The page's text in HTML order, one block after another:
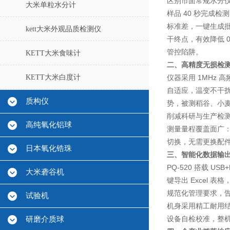
大米单粒水分计
kett大米外观品质检测仪
KETT大米食味计
KETT大米白度计
质构仪
高纯氧化铝球
日本氧化锆珠
大米砻谷机
试验机
研磨介质球
样品 40 秒完成检
标准差，一键生成
干终点，有效降低
管控陷阱。
二、高精度无损检
仪器采用 1MHz 高
自适应，温变不干
势，被测稻谷、小
削减科研与生产检
测量量程覆盖面广
切换，无需更换配
三、智能化数据输
PQ-520 搭载
键导出 Excel 表格
规范化管理要求，
机身采用精工耐用
设备自检校准，整